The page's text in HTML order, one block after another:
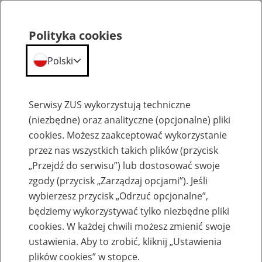
Emerytury
Baza zlikwidowanych lub
przekształconych zakładów pracy
Polityka cookies
Polski
Serwisy ZUS wykorzystują techniczne
(niezbędne) oraz analityczne (opcjonalne) pliki
cookies. Możesz zaakceptować wykorzystanie
przez nas wszystkich takich plików (przycisk
„Przejdź do serwisu”) lub dostosować swoje
zgody (przycisk „Zarządzaj opcjami”). Jeśli
wybierzesz przycisk „Odrzuć opcjonalne”,
będziemy wykorzystywać tylko niezbędne pliki
cookies. W każdej chwili możesz zmienić swoje
ustawienia. Aby to zrobić, kliknij „Ustawienia
plików cookies” w stopce.